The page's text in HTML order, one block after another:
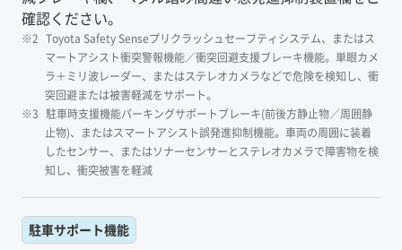
確認ください。
Toyota Safety Senseプリクラッシュセーフティシステム、またはス
マートアシスト衝突警報機能／衝突回避支援ブレーキ機能。単眼カメ
ラ＋ミリ波レーダー、またはステレオカメラなどで危険を検知し、衝
突回避または被害軽減をサポート。
駐車時支援機能パーキングサポートブレーキ(前後方静止物／周囲静
止物)、またはスマートアシスト誤発進抑制機能。車両の周囲に装着
したセンサー、またはソナーセンサーとステレオカメラで障害物を検
知し、衝突被害を軽減
駐車サポート機能